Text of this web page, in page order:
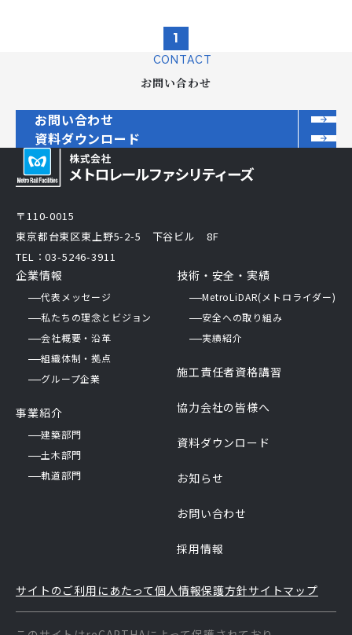
1
CONTACT
お問い合わせ
お問い合わせ
資料ダウンロード
〒110-0015
東京都台東区東上野5-2-5 下谷ビル 8F
TEL：03-5246-3911
企業情報
代表メッセージ
私たちの理念とビジョン
会社概要・沿革
組織体制・拠点
グループ企業
事業紹介
建築部門
土木部門
軌道部門
技術・安全・実績
MetroLiDAR(メトロライダー)
安全への取り組み
実績紹介
施工責任者資格講習
協力会社の皆様へ
資料ダウンロード
お知らせ
お問い合わせ
採用情報
サイトのご利用にあたって個人情報保護方針サイトマップ